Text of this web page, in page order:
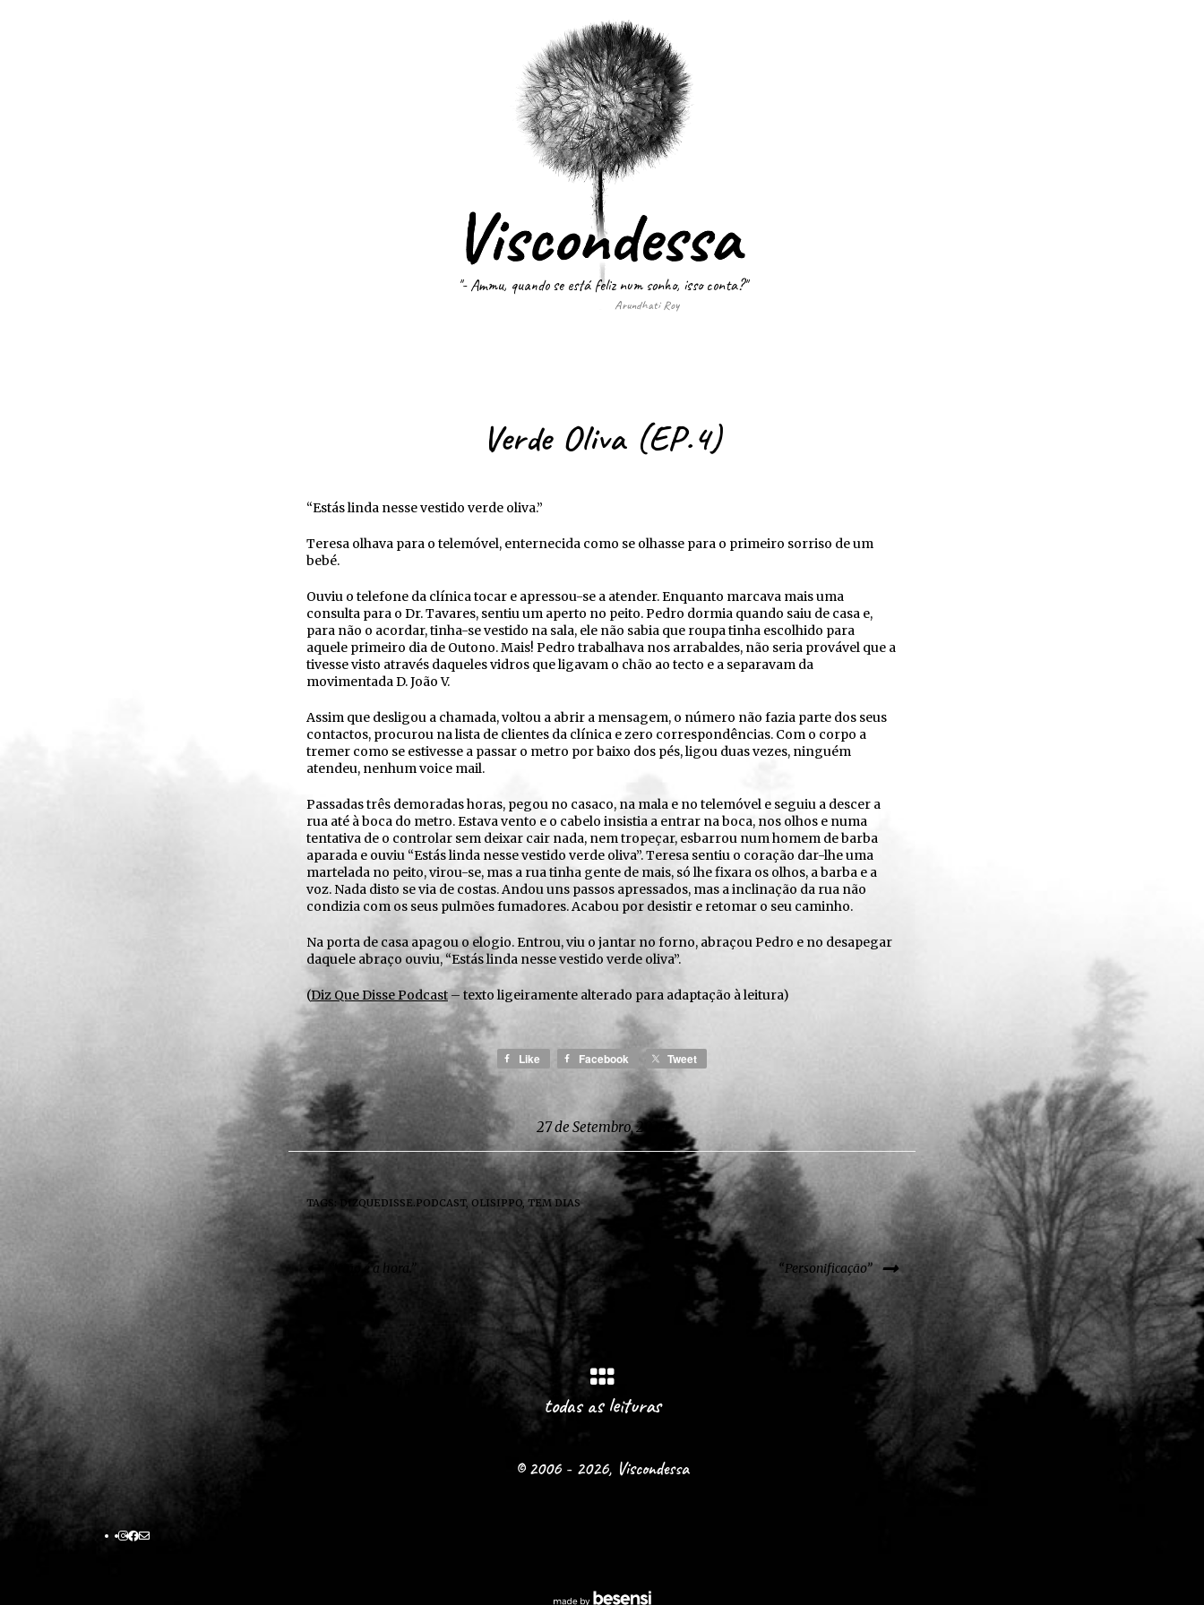
"- Ammu, quando se está feliz num sonho, isso conta?"
Arundhati Roy
Verde Oliva (EP.4)
“Estás linda nesse vestido verde oliva.”
Teresa olhava para o telemóvel, enternecida como se olhasse para o primeiro sorriso de um
bebé.
Ouviu o telefone da clínica tocar e apressou-se a atender. Enquanto marcava mais uma
consulta para o Dr. Tavares, sentiu um aperto no peito. Pedro dormia quando saiu de casa e,
para não o acordar, tinha-se vestido na sala, ele não sabia que roupa tinha escolhido para
aquele primeiro dia de Outono. Mais! Pedro trabalhava nos arrabaldes, não seria provável que a
tivesse visto através daqueles vidros que ligavam o chão ao tecto e a separavam da
movimentada D. João V.
Assim que desligou a chamada, voltou a abrir a mensagem, o número não fazia parte dos seus
contactos, procurou na lista de clientes da clínica e zero correspondências. Com o corpo a
tremer como se estivesse a passar o metro por baixo dos pés, ligou duas vezes, ninguém
atendeu, nenhum voice mail.
Passadas três demoradas horas, pegou no casaco, na mala e no telemóvel e seguiu a descer a
rua até à boca do metro. Estava vento e o cabelo insistia a entrar na boca, nos olhos e numa
tentativa de o controlar sem deixar cair nada, nem tropeçar, esbarrou num homem de barba
aparada e ouviu “Estás linda nesse vestido verde oliva”. Teresa sentiu o coração dar-lhe uma
martelada no peito, virou-se, mas a rua tinha gente de mais, só lhe fixara os olhos, a barba e a
voz. Nada disto se via de costas. Andou uns passos apressados, mas a inclinação da rua não
condizia com os seus pulmões fumadores. Acabou por desistir e retomar o seu caminho.
Na porta de casa apagou o elogio. Entrou, viu o jantar no forno, abraçou Pedro e no desapegar
daquele abraço ouviu, “Estás linda nesse vestido verde oliva”.
(Diz Que Disse Podcast – texto ligeiramente alterado para adaptação à leitura)
Like Facebook Tweet
27 de Setembro, 2020
TAGS: DIZQUEDISSE.PODCAST, OLISIPPO, TEM DIAS
“Não é a hora.” “Personificação”
todas as leituras
© 2006 - 2026, Viscondessa